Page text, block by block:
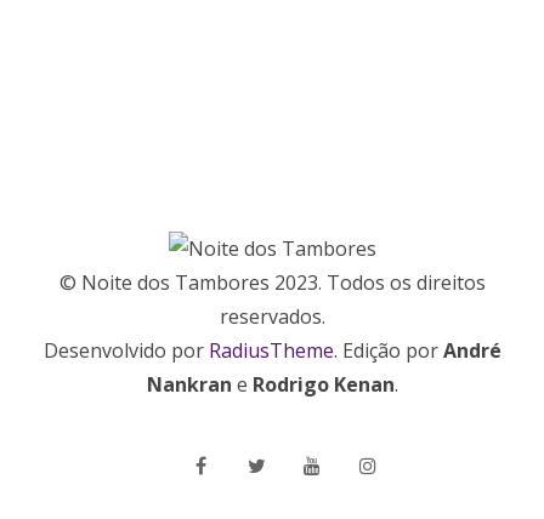
© Noite dos Tambores 2023. Todos os direitos
reservados.
Desenvolvido por RadiusTheme. Edição porAndré
Nankran e Rodrigo Kenan.